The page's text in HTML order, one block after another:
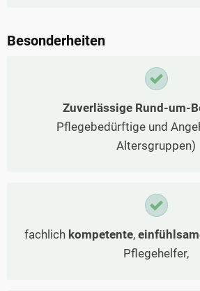
Besonderheiten
Zuverlässige Rund-um-
Pflegebedürftige und
Altersgruppen)
fachlich kompetente,
Pflegehelfer,